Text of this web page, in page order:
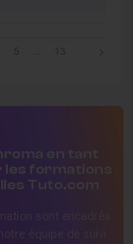
en tant
formations
Tuto.com
sont encadrés
équipe de suivi